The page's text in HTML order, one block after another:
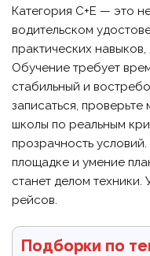
Категория C+E — это
водительском
практических
Обучение требует
стабильный и
записаться,
школы по реальным
прозрачность
площадке и умение
станет делом
рейсов.
Подборки по